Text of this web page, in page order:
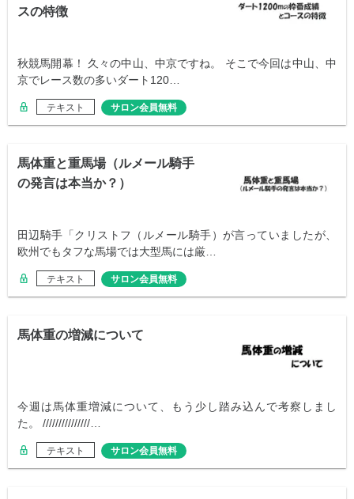
スの特徴
秋競馬開幕！ 久々の中山、中京ですね。 そこで今回は中山、中
京でレース数の多いダート120…
テキスト サロン会員無料
馬体重と重馬場（ルメール騎手
の発言は本当か？）
田辺騎手「クリストフ（ルメール騎手）が言っていましたが、
欧州でもタフな馬場では大型馬には厳…
テキスト サロン会員無料
馬体重の増減について
今週は馬体重増減について、もう少し踏み込んで考察しまし
た。 ///////////////…
テキスト サロン会員無料